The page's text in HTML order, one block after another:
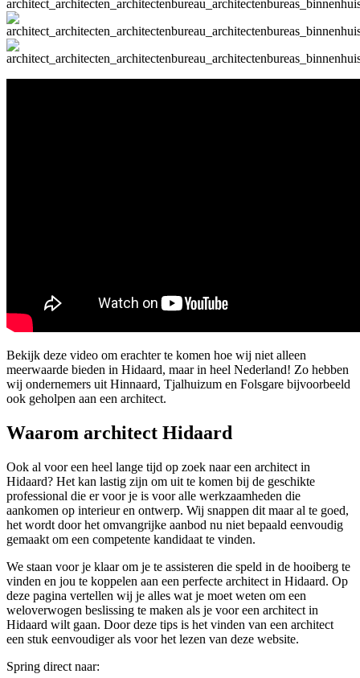
Bekijk deze video om erachter te komen hoe wij niet alleen
meerwaarde bieden in Hidaard, maar in heel Nederland! Zo hebben
wij ondernemers uit Hinnaard, Tjalhuizum en Folsgare bijvoorbeeld
ook geholpen aan een architect.
Waarom architect Hidaard
Ook al voor een heel lange tijd op zoek naar een architect in
Hidaard? Het kan lastig zijn om uit te komen bij de geschikte
professional die er voor je is voor alle werkzaamheden die
aankomen op interieur en ontwerp. Wij snappen dit maar al te goed,
het wordt door het omvangrijke aanbod nu niet bepaald eenvoudig
gemaakt om een competente kandidaat te vinden.
We staan voor je klaar om je te assisteren die speld in de hooiberg te
vinden en jou te koppelen aan een perfecte architect in Hidaard. Op
deze pagina vertellen wij je alles wat je moet weten om een
weloverwogen beslissing te maken als je voor een architect in
Hidaard wilt gaan. Door deze tips is het vinden van een architect
een stuk eenvoudiger als voor het lezen van deze website.
Spring direct naar: